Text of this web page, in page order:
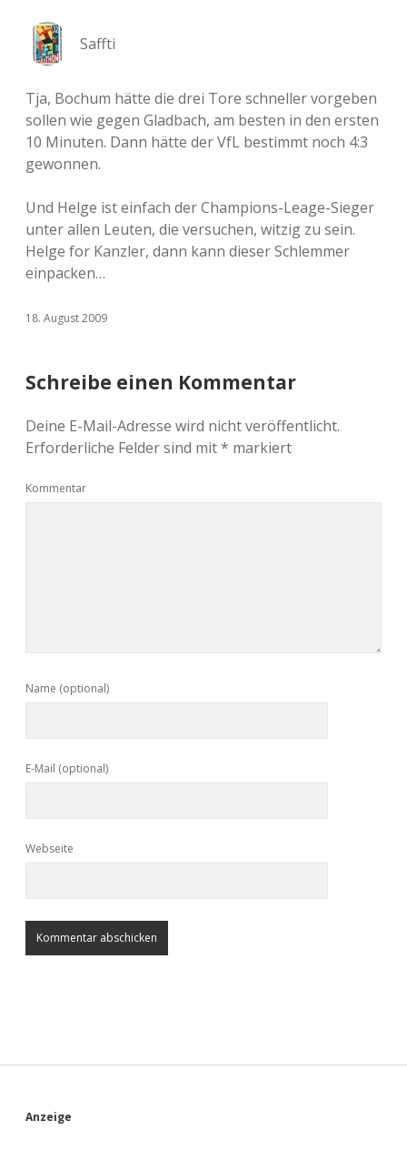
Saffti
Tja, Bochum hätte die drei Tore schneller vorgeben
sollen wie gegen Gladbach, am besten in den ersten
10 Minuten. Dann hätte der VfL bestimmt noch 4:3
gewonnen.
Und Helge ist einfach der Champions-Leage-Sieger
unter allen Leuten, die versuchen, witzig zu sein.
Helge for Kanzler, dann kann dieser Schlemmer
einpacken…
18. August 2009
Schreibe einen Kommentar
Deine E-Mail-Adresse wird nicht veröffentlicht.
Erforderliche Felder sind mit* markiert
Kommentar
Name (optional)
E-Mail (optional)
Webseite
S
Anzeige